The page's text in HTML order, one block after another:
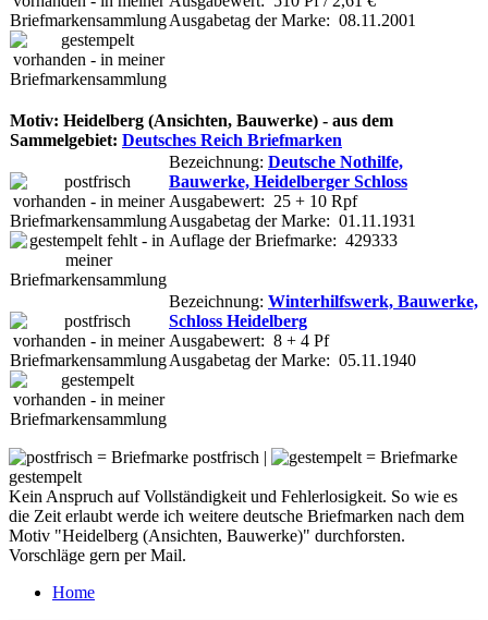
Ausgabetag der Marke: 08.11.2001
Motiv: Heidelberg (Ansichten, Bauwerke) - aus dem
Sammelgebiet: Deutsches Reich Briefmarken
Bezeichnung: Deutsche Nothilfe,
Bauwerke, Heidelberger Schloss
Ausgabewert: 25 + 10 Rpf
Ausgabetag der Marke: 01.11.1931
Auflage der Briefmarke: 429333
Bezeichnung: Winterhilfswerk, Bauwerke,
Schloss Heidelberg
Ausgabewert: 8 + 4 Pf
Ausgabetag der Marke: 05.11.1940
= Briefmarke postfrisch |
= Briefmarke
gestempelt
Kein Anspruch auf Vollständigkeit und Fehlerlosigkeit. So wie es
die Zeit erlaubt werde ich weitere deutsche Briefmarken nach dem
Motiv "Heidelberg (Ansichten, Bauwerke)" durchforsten.
Vorschläge gern per Mail.
Home